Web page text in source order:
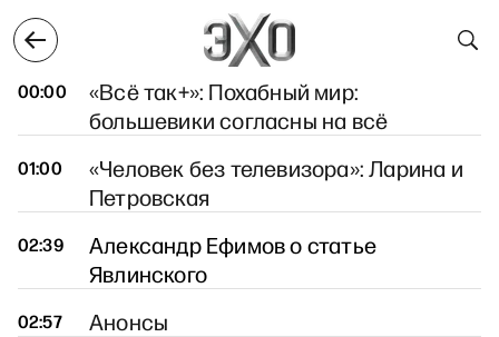
9 февраля
9 февраля
00:00
«Всё так+»: Похабный мир:
большевики согласны на всё
01:00
«Человек без телевизора»: Ларина и
Петровская
02:39
Александр Ефимов о статье
Явлинского
02:57 Анонсы